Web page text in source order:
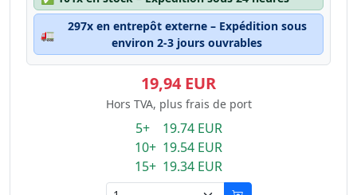
🚛
297x en entrepôt externe – Expédition sous
environ 2-3 jours ouvrables
19,94 EUR
Hors TVA, plus frais de port
5+ 19.74 EUR
10+ 19.54 EUR
15+ 19.34 EUR